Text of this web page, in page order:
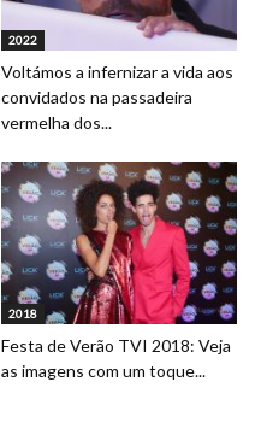
2022
Voltámos a infernizar a vida aos
convidados na passadeira
vermelha dos...
2018
Festa de Verão TVI 2018: Veja
as imagens com um toque...